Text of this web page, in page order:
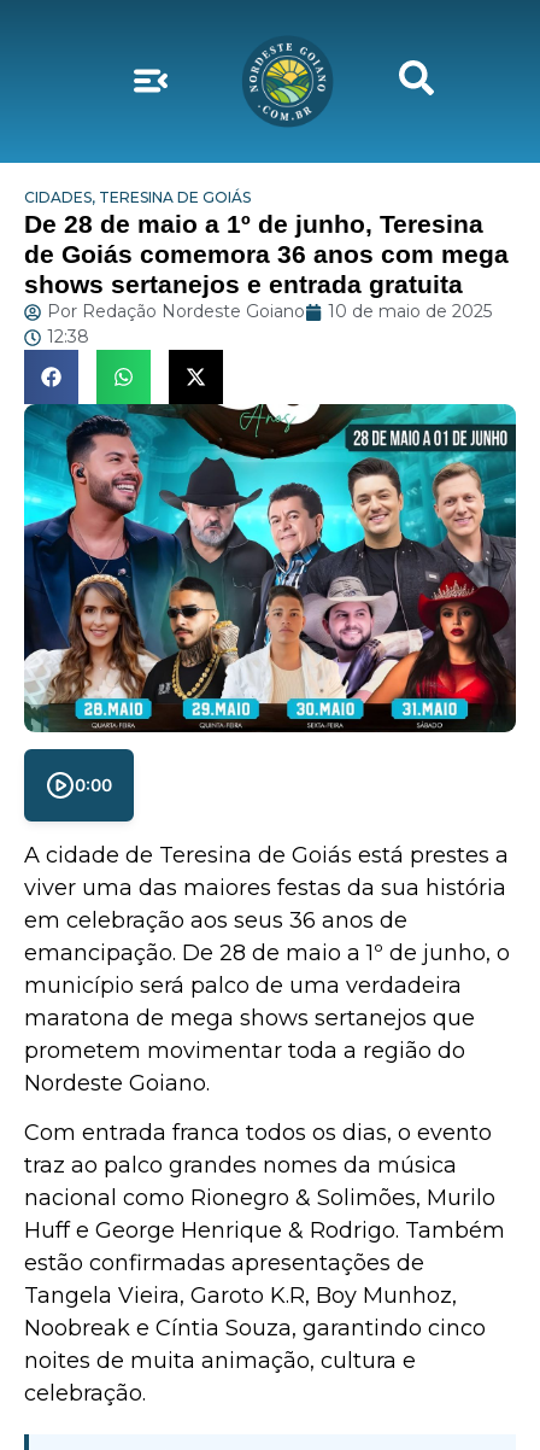
CIDADES, TERESINA DE GOIÁS
De 28 de maio a 1º de junho, Teresina
de Goiás comemora 36 anos com mega
shows sertanejos e entrada gratuita
Por Redação Nordeste Goiano
10 de maio de 2025
12:38
0:00
A cidade de Teresina de Goiás está prestes a
viver uma das maiores festas da sua história
em celebração aos seus 36 anos de
emancipação. De 28 de maio a 1º de junho, o
município será palco de uma verdadeira
maratona de mega shows sertanejos que
prometem movimentar toda a região do
Nordeste Goiano.
Com entrada franca todos os dias, o evento
traz ao palco grandes nomes da música
nacional como Rionegro & Solimões, Murilo
Huff e George Henrique & Rodrigo. Também
estão confirmadas apresentações de
Tangela Vieira, Garoto K.R, Boy Munhoz,
Noobreak e Cíntia Souza, garantindo cinco
noites de muita animação, cultura e
celebração.